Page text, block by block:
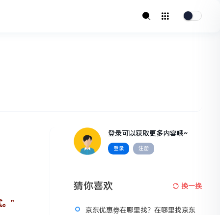
。”
登录可以获取更多内容哦~
登录 注册
猜你喜欢 换一换
京东优惠劵在哪里找？在哪里找京东